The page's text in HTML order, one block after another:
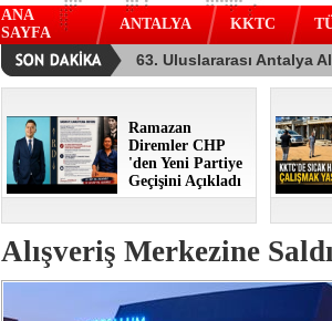
ANA
SAYFA
ANTALYA KKTC
Ramazan
Diremler CHP
'den Yeni Partiye
Geçişini Açıkladı
Alışveriş Merkezine